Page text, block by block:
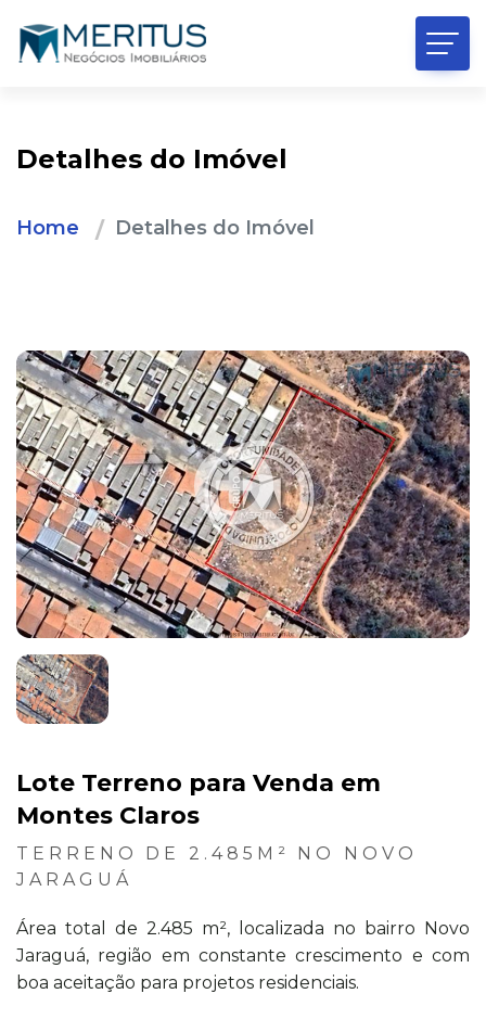
Detalhes do Imóvel
Home Detalhes do Imóvel
Lote Terreno para Venda em
Montes Claros
TERRENO DE 2.485M² NO NOVO
JARAGUÁ
Área total de 2.485 m², localizada no bairro Novo
Jaraguá, região em constante crescimento e com
boa aceitação para projetos residenciais.